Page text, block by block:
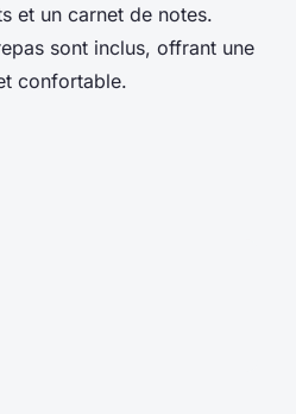
et un carnet de notes.
sont inclus, offrant une
confortable.